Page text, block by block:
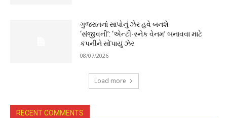
ગુજરાતનાં સાપોનું ઝેર હવે બનશે
‘સંજીવની’: ‘એન્ટી-સ્નેક વેનમ’ બનાવવા માટે
કંપનીને સોંપાયું ઝેર
08/07/2026
Load more
RECENT COMMENTS